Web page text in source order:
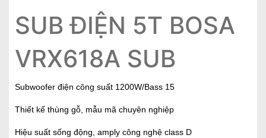
SUB ĐIỆN 5T BOSA
VRX618A SUB
Subwoofer điện công suất 1200W/Bass 15
Thiết kế thùng gỗ, mẫu mã chuyên nghiệp
Hiệu suất sống động, amply công nghệ class D